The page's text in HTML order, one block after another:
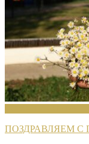
ПОЗДРАВЛЯЕМ С